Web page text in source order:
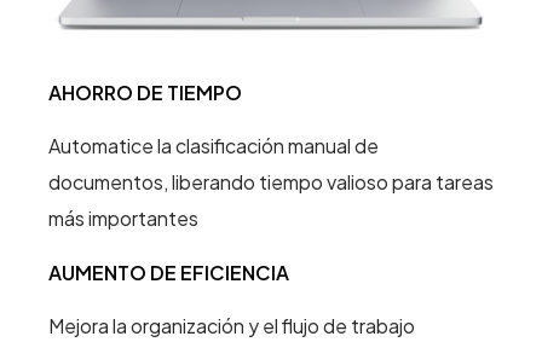
AHORRO DE TIEMPO
Automatice la clasificación manual de
documentos, liberando tiempo valioso para tareas
más importantes
AUMENTO DE EFICIENCIA
Mejora la organización y el flujo de trabajo